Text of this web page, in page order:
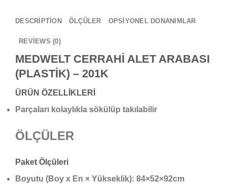
DESCRIPTION ÖLÇÜLER OPSİYONEL DONANIMLAR
REVIEWS (0)
MEDWELT CERRAHİ ALET ARABASI
(PLASTİK) – 201K
ÜRÜN ÖZELLİKLERİ
Parçaları kolaylıkla sökülüp takılabilir
ÖLÇÜLER
Paket Ölçüleri
Boyutu (Boy x En × Yükseklik): 84×52×92cm